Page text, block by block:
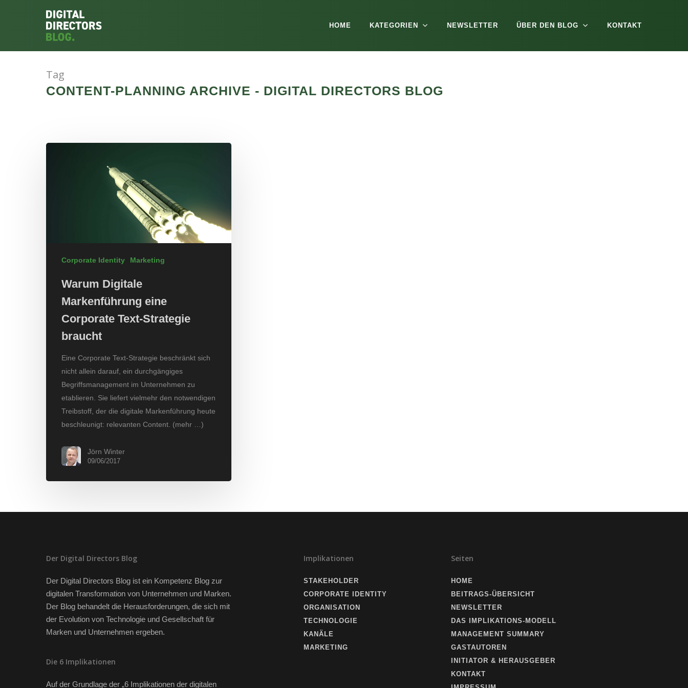
Hit enter to search or ESC to close
HOME KATEGORIEN NEWSLETTER ÜBER DEN BLOG KONTAKT
Tag
CONTENT-PLANNING ARCHIVE - DIGITAL DIRECTORS BLOG
Corporate Identity Marketing
Warum Digitale
Markenführung eine
Corporate Text-Strategie
braucht
Eine Corporate Text-Strategie beschränkt sich
nicht allein darauf, ein durchgängiges
Begriffsmanagement im Unternehmen zu
etablieren. Sie liefert vielmehr den notwendigen
Treibstoff, der die digitale Markenführung heute
beschleunigt: relevanten Content. (mehr …)
Jörn Winter
09/06/2017
Der Digital Directors Blog
Der Digital Directors Blog ist ein Kompetenz Blog zur
digitalen Transformation von Unternehmen und Marken.
Der Blog behandelt die Herausforderungen, die sich mit
der Evolution von Technologie und Gesellschaft für
Marken und Unternehmen ergeben.
Die 6 Implikationen
Auf der Grundlage der „6 Implikationen der digitalen
Implikationen
STAKEHOLDER
CORPORATE IDENTITY
ORGANISATION
TECHNOLOGIE
KANÄLE
MARKETING
Seiten
HOME
BEITRAGS-ÜBERSICHT
NEWSLETTER
DAS IMPLIKATIONS-MODELL
MANAGEMENT SUMMARY
GASTAUTOREN
INITIATOR & HERAUSGEBER
KONTAKT